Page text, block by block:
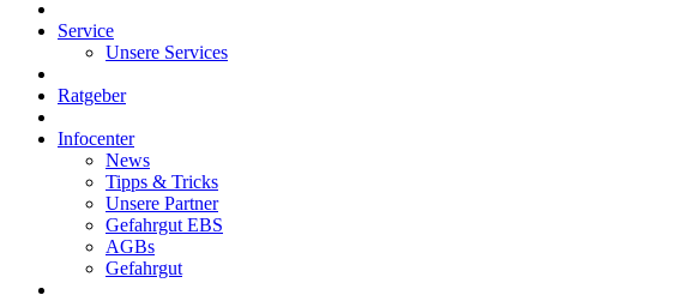
Service
Unsere Services
Ratgeber
Infocenter
News
Tipps & Tricks
Unsere Partner
Gefahrgut EBS
AGBs
Gefahrgut